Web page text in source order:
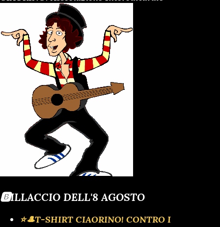
🅱️ILLACCIO DELL'8 AGOSTO
⭐🎩T-SHIRT CIAORINO! CONTRO I